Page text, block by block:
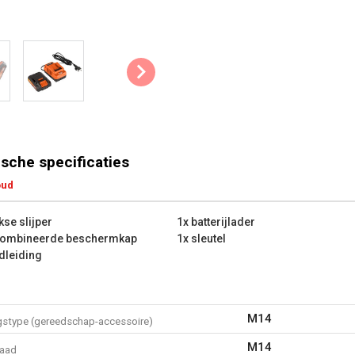
Tips & Tricks:
Laat de haakse slijper altijd
neerlegt. De minste rotatie
wanneer je met een haakse
De belangrijkste technische
specificaties
slijper 1x batterijlader
beschermkap
1x sleutel
(gereedschap-accessoire) M14
M14